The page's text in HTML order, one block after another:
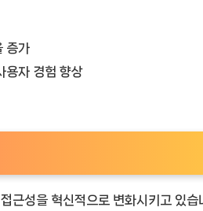
증가
용자 경험 향상
근성을 혁신적으로 변화시키고 있습